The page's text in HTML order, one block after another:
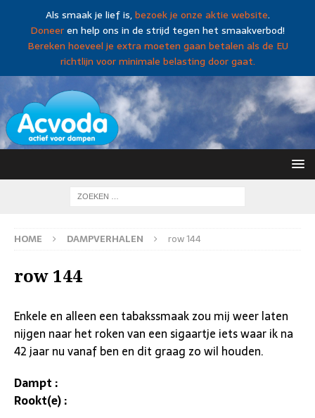
Als smaak je lief is,bezoek je onze aktie website.
Doneeren help ons in de strijd tegen het smaakverbod!
Bereken hoeveel je extra moeten gaan betalen als de EU
richtlijn voor minimale belasting door gaat.
HOME DAMPVERHALEN row 144
row 144
Enkele en alleen een tabakssmaak zou mij weer laten
nijgen naar het roken van een sigaartje iets waar ik na
42 jaar nu vanaf ben en dit graag zo wil houden.
Dampt :
Rookt(e) :